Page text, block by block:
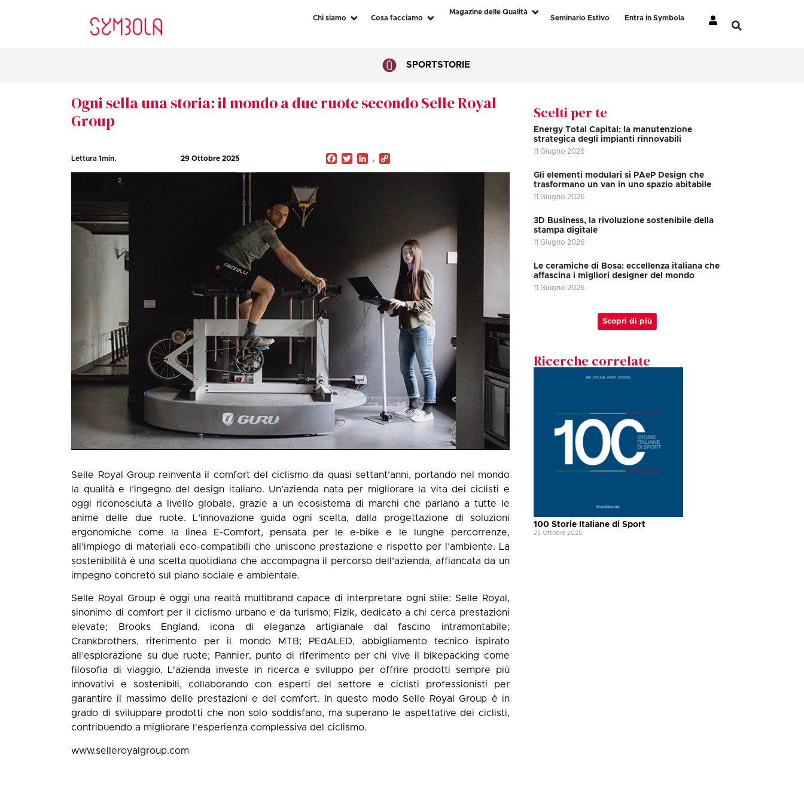
Chi siamo Cosa facciamo
Magazine delle Qualità
Seminario Estivo
Entra in Symbola
SPORTSTORIE
Ogni sella una storia: il mondo a due ruote secondo Selle Royal
Group
Lettura1min. 29 Ottobre 2025 Facebook
TwitterLinkedIn
Selle Royal Group reinventa il comfort del ciclismo da quasi settant’anni, portando nel mondo
la qualità e l’ingegno del design italiano. Un’azienda nata per migliorare la vita dei ciclisti e
oggi riconosciuta a livello globale, grazie a un ecosistema di marchi che parlano a tutte le
anime delle due ruote. L’innovazione guida ogni scelta, dalla progettazione di soluzioni
ergonomiche come la linea E-Comfort, pensata per le e-bike e le lunghe percorrenze,
all’impiego di materiali eco-compatibili che uniscono prestazione e rispetto per l’ambiente. La
sostenibilità è una scelta quotidiana che accompagna il percorso dell’azienda, affiancata da un
impegno concreto sul piano sociale e ambientale.
Selle Royal Group è oggi una realtà multibrand capace di interpretare ogni stile: Selle Royal,
sinonimo di comfort per il ciclismo urbano e da turismo; Fizik, dedicato a chi cerca prestazioni
elevate; Brooks England, icona di eleganza artigianale dal fascino intramontabile;
Crankbrothers, riferimento per il mondo MTB; PEdALED, abbigliamento tecnico ispirato
all’esplorazione su due ruote; Pannier, punto di riferimento per chi vive il bikepacking come
filosofia di viaggio. L'azienda investe in ricerca e sviluppo per offrire prodotti sempre più
innovativi e sostenibili, collaborando con esperti del settore e ciclisti professionisti per
garantire il massimo delle prestazioni e del comfort. In questo modo Selle Royal Group è in
grado di sviluppare prodotti che non solo soddisfano, ma superano le aspettative dei ciclisti,
contribuendo a migliorare l'esperienza complessiva del ciclismo.
www.selleroyalgroup.com
Scelti per te
Energy Total Capital: la manutenzione
strategica degli impianti rinnovabili
11 Giugno 2026
Gli elementi modulari si PAeP Design che
trasformano un van in uno spazio abitabile
11 Giugno 2026
3D Business, la rivoluzione sostenibile della
stampa digitale
11 Giugno 2026
Le ceramiche di Bosa: eccellenza italiana che
affascina i migliori designer del mondo
11 Giugno 2026
Scopri di più
Ricerche correlate
100 Storie Italiane di Sport
25 Ottobre 2025